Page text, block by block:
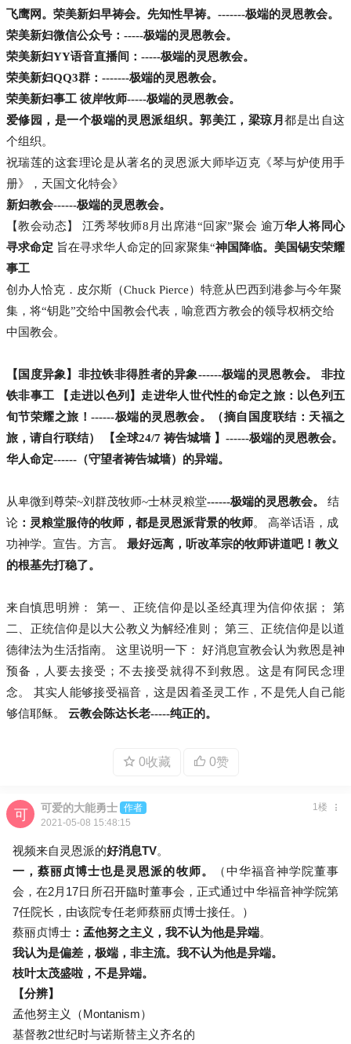
飞鹰网。荣美新妇早祷会。先知性早祷。 -------极端的灵恩教会。
荣美新妇微信公众号： -----极端的灵恩教会。
荣美新妇YY语音直播间： -----极端的灵恩教会。
荣美新妇QQ3群： -------极端的灵恩教会。
荣美新妇事工 彼岸牧师-----极端的灵恩教会。
爱修园，是一个极端的灵恩派组织。郭美江，梁琼月都是出自这
个组织。
祝瑞莲的这套理论是从著名的灵恩派大师毕迈克《琴与炉使用手
册》，天国文化特会》
新妇教会------极端的灵恩教会。
【教会动态】 江秀琴牧师8月出席港“回家”聚会 逾万华人将同心
寻求命定 旨在寻求华人命定的回家聚集“神国降临。美国锡安荣耀
事工
创办人恰克．皮尔斯（Chuck Pierce）特意从巴西到港参与今年聚
集，将“钥匙”交给中国教会代表，喻意西方教会的领导权柄交给
中国教会。
【国度异象】非拉铁非得胜者的异象------极端的灵恩教会。
非拉
铁非事工
【走进以色列】走进华人世代性的命定之旅：以色列五
旬节荣耀之旅！------极端的灵恩教会。
（摘自国度联结：天福之
旅，请自行联结）
【全球24/7 祷告城墙 】 ------极端的灵恩教会。
华人命定------（守望者祷告城墙）的异端。
从卑微到尊荣~刘群茂牧师~士林灵粮堂------极端的灵恩教会。
结
论 ：灵粮堂服侍的牧师，都是灵恩派背景的牧师。 高举话语，成
功神学。宣告。方言。
最好远离，听改革宗的牧师讲道吧！教义
的根基先打稳了。
来自慎思明辨： 第一、正统信仰是以圣经真理为信仰依据； 第
二、正统信仰是以大公教义为解经准则； 第三、正统信仰是以道
德律法为生活指南。 这里说明一下： 好消息宣教会认为救恩是神
预备，人要去接受；不去接受就得不到救恩。这是有阿民念理
念。 其实人能够接受福音，这是因着圣灵工作，不是凭人自己能
够信耶稣。 云教会陈达长老-----纯正的。
0收藏 0赞
可爱的大能勇士 作者
2021-05-08 15:48:15
1楼
视频来自灵恩派的好消息TV。
一，蔡丽贞博士也是灵恩派的牧师。
（中华福音神学院董事
会，在2月17日所召开臨时董事会，正式通过中华福音神学院第
7任院长，由该院专任老师蔡丽贞博士接任。）
蔡丽贞博士 ：孟他努之主义，我不认为他是异端。
我认为是偏差，极端，非主流。我不认为他是异端。
枝叶太茂盛啦，不是异端。
【分辨】
孟他努主义（Montanism）
基督教2世纪时与诺斯替主义齐名的